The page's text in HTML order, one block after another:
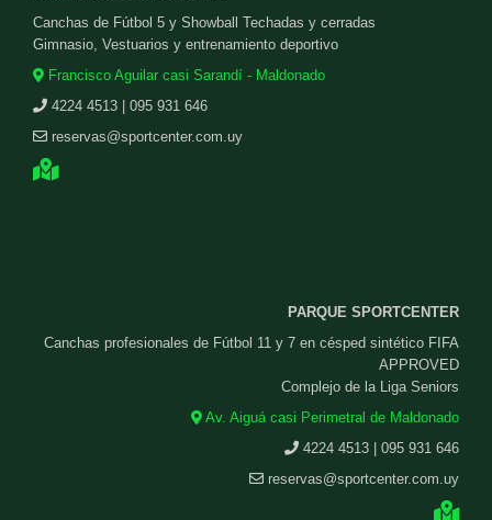
Canchas de Fútbol 5 y Showball Techadas y cerradas
Gimnasio, Vestuarios y entrenamiento deportivo
Francisco Aguilar casi Sarandí - Maldonado
4224 4513 | 095 931 646
reservas@sportcenter.com.uy
PARQUE SPORTCENTER
Canchas profesionales de Fútbol 11 y 7 en césped sintético FIFA
APPROVED
Complejo de la Liga Seniors
Av. Aiguá casi Perimetral de Maldonado
4224 4513 | 095 931 646
reservas@sportcenter.com.uy